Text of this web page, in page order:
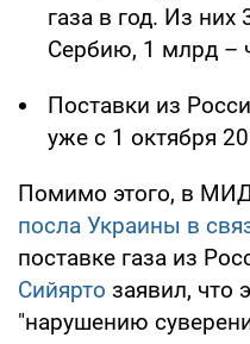
газа в год. Из них
Сербию, 1 млрд –
Поставки из
уже с 1 октября
Помимо этого, в
посла Украины в
поставке газа из
Сийярто заявил, что
"нарушению